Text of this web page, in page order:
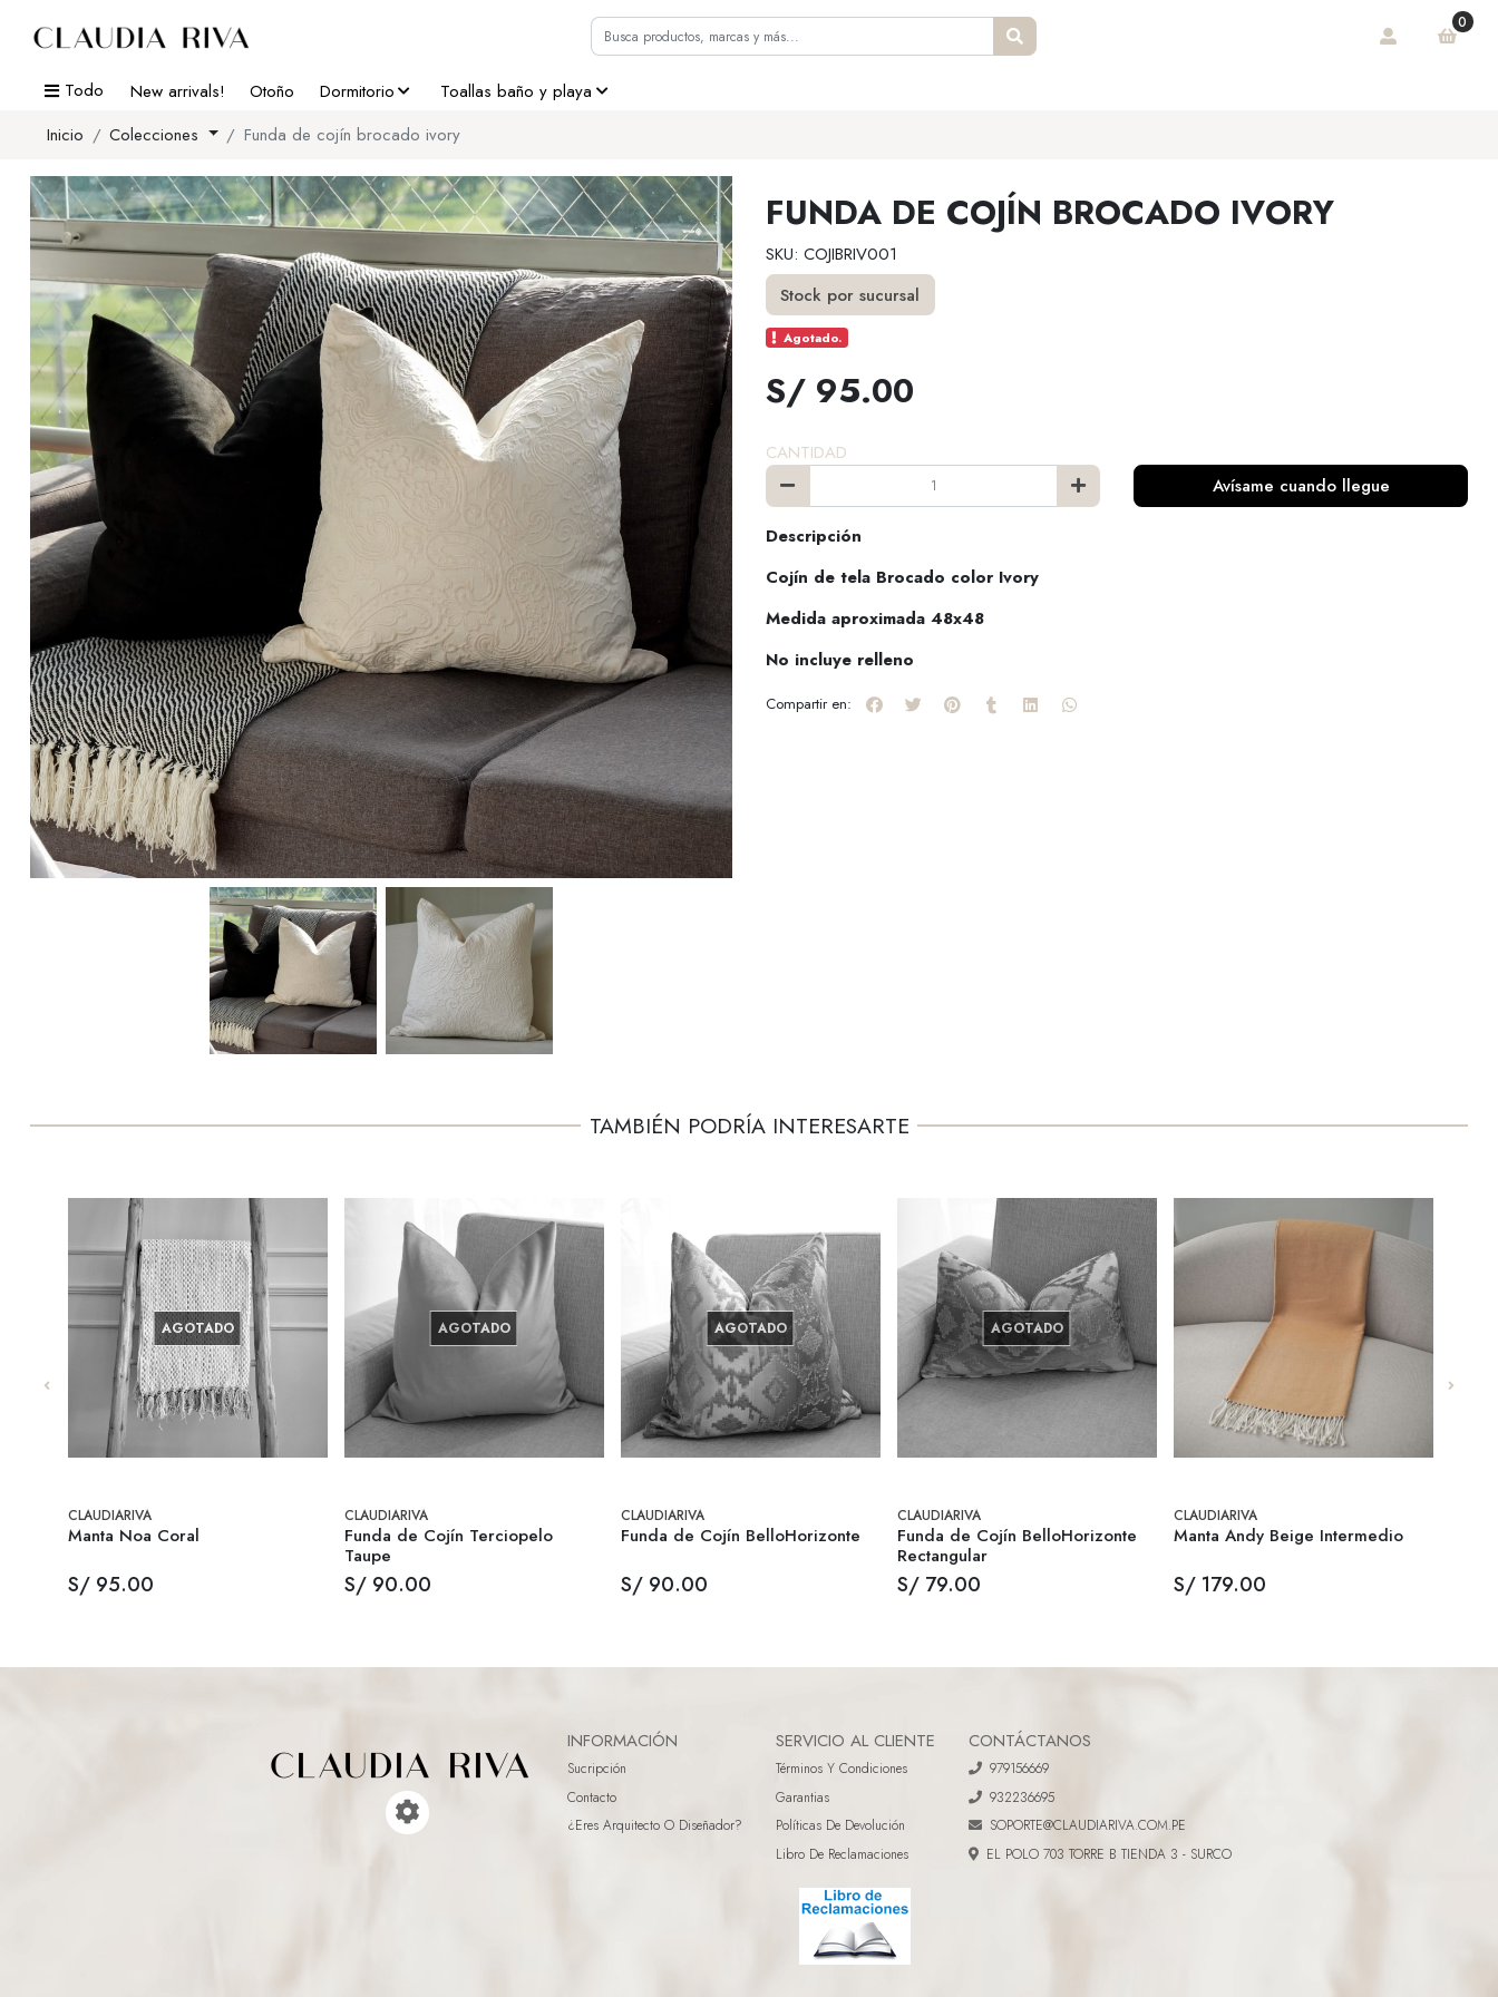
0
Todo New arrivals! Otoño Dormitorio
Toallas baño y playa
Inicio
Colecciones Funda de cojín brocado ivory
FUNDA DE COJÍN BROCADO IVORY
SKU: COJIBRIV001
Stock por sucursal
Agotado.
S/ 95.00
CANTIDAD
Avísame cuando llegue
Descripción
Cojín de tela Brocado color Ivory
Medida aproximada 48x48
No incluye relleno
Compartir en:
TAMBIÉN PODRÍA INTERESARTE
AGOTADO
CLAUDIARIVA
Manta Noa Coral
S/ 95.00
AGOTADO
CLAUDIARIVA
Funda de Cojín Terciopelo
Taupe
S/ 90.00
AGOTADO
CLAUDIARIVA
Funda de Cojín BelloHorizonte
S/ 90.00
AGOTADO
CLAUDIARIVA
Funda de Cojín BelloHorizonte
Rectangular
S/ 79.00
CLAUDIARIVA
Manta Andy Beige Intermedio
S/ 179.00
INFORMACIÓN
Sucripción
Contacto
¿eres Arquitecto O Diseñador?
SERVICIO AL CLIENTE
Términos Y Condiciones
Garantias
Políticas De Devolución
Libro De Reclamaciones
CONTÁCTANOS
979156669
932236695
SOPORTE@CLAUDIARIVA.COM.PE
EL POLO 703 TORRE B TIENDA 3 - SURCO